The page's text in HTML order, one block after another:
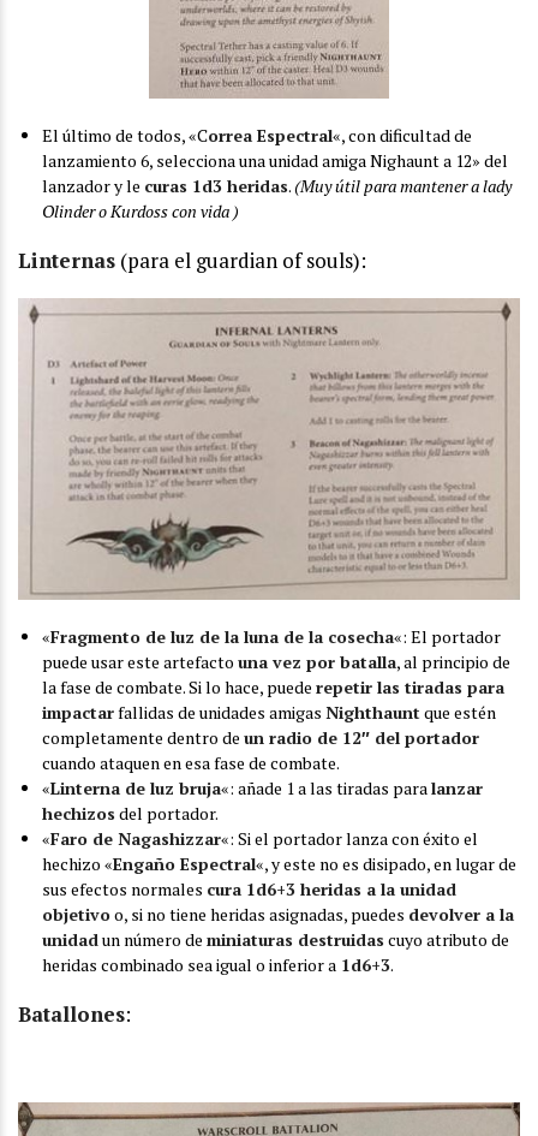
El último de todos, «Correa Espectral«, con dificultad de
lanzamiento 6, selecciona una unidad amiga Nighaunt a 12» del
lanzador y le curas 1d3 heridas.(Muy útil para mantener a lady
Olinder o Kurdoss con vida )
Linternas (para el guardian of souls):
«Fragmento de luz de la luna de la cosecha«: El portador
puede usar este artefacto una vez por batalla, al principio de
la fase de combate. Si lo hace, puede repetir las tiradas para
impactarfallidas de unidades amigas Nighthaunt que estén
completamente dentro de un radio de 12″ del portador
cuando ataquen en esa fase de combate.
«Linterna de luz bruja«: añade 1 a las tiradas para lanzar
hechizos del portador.
«Faro de Nagashizzar«: Si el portador lanza con éxito el
hechizo «Engaño Espectral«, y este no es disipado, en lugar de
sus efectos normales cura 1d6+3 heridas a la unidad
objetivoo, si no tiene heridas asignadas, puedes devolver a la
unidad un número de miniaturas destruidas cuyo atributo de
heridas combinado sea igual o inferior a 1d6+3.
Batallones: